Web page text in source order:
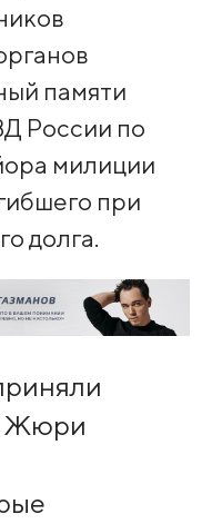
памяти
России по
милиции
при
долга.
Жюри